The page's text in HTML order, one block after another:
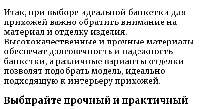
Итак, при выборе идеальной банкетки для
прихожей важно обратить внимание на
материал и отделку изделия.
Высококачественные и прочные материалы
обеспечат долговечность и надежность
банкетки, а различные варианты отделки
позволят подобрать модель, идеально
подходящую к интерьеру прихожей.
Выбирайте прочный и практичный